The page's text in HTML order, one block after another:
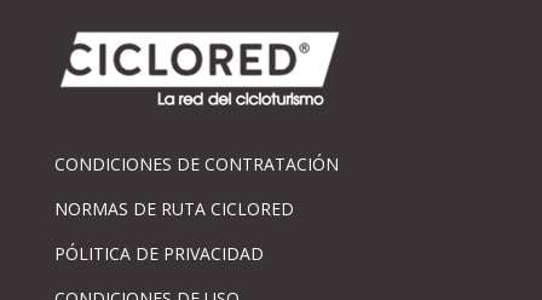
CONDICIONES DE CONTRATACIÓN
NORMAS DE RUTA CICLORED
PÓLITICA DE PRIVACIDAD